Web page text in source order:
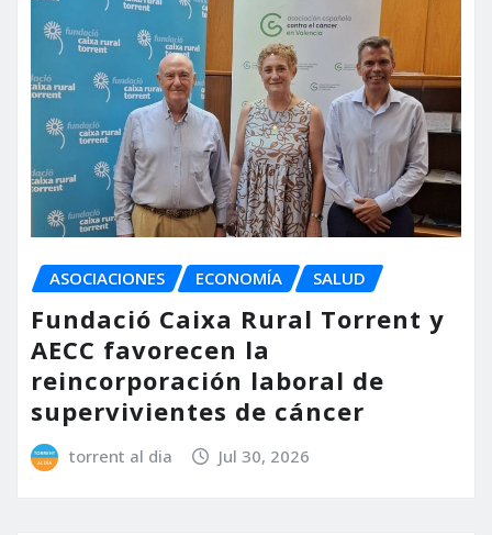
ASOCIACIONES ECONOMÍA SALUD
Fundació Caixa Rural Torrent y
AECC favorecen la
reincorporación laboral de
supervivientes de cáncer
torrent al dia Jul 30, 2026